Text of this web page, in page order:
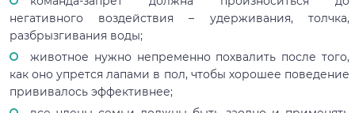
негативного воздействия – удерживания, толчка,
разбрызгивания воды;
животное нужно непременно похвалить после того,
как оно упрется лапами в пол, чтобы хорошее поведение
прививалось эффективнее;